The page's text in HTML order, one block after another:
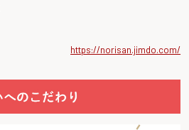
https://norisan.jimdo.com/